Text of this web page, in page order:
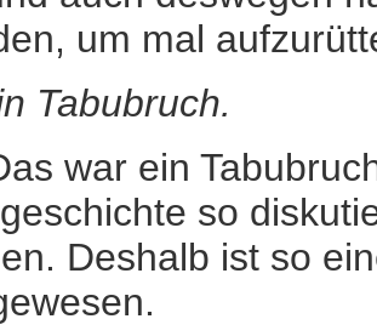
um mal
Tabubruch.
war ein
so
Deshalb ist so